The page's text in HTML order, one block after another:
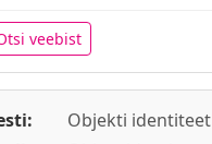
veebist
Objekti identiteet